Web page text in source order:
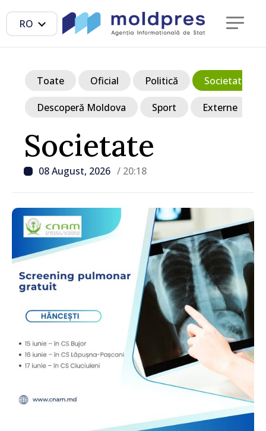
RO
Societate
08 August, 2026 / 20:18
Toate Oficial Politică Societate
Descoperă Moldova Sport Externe